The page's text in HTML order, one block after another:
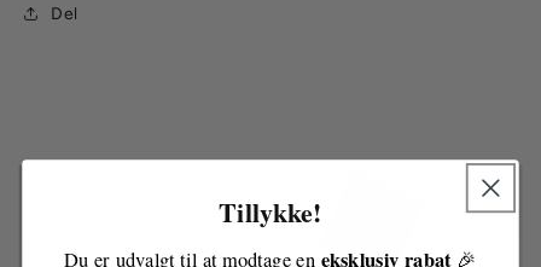
Del
Tillykke!
Du er udvalgt til at modtage en eksklusiv rabat🎉